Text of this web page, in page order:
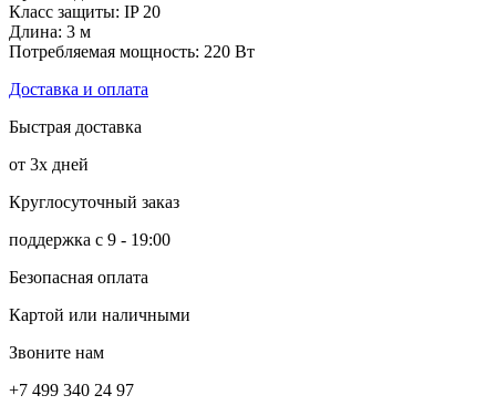
Класс защиты: IP 20
Длина: 3 м
Потребляемая мощность: 220 Вт
Доставка и оплата
Быстрая доставка
от 3х дней
Круглосуточный заказ
поддержка с 9 - 19:00
Безопасная оплата
Картой или наличными
Звоните нам
+7 499 340 24 97